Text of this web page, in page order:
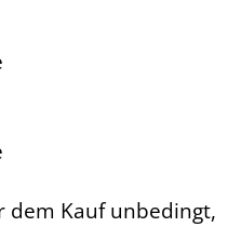
dem Kauf unbedingt,